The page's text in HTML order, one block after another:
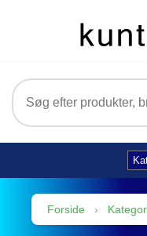
Forside ›